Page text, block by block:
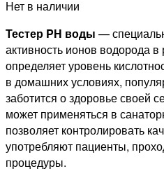
Нет в наличии
Тестер PH воды —
активность ионов водорода
определяет уровень
в домашних условиях,
заботится о здоровье своей
может применяться в
позволяет контролировать
употребляют пациенты,
процедуры.